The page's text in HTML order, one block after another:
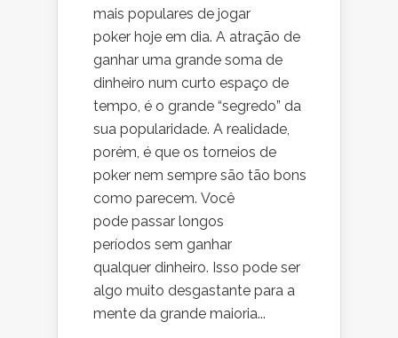
mais populares de jogar
poker hoje em dia. A atração de
ganhar uma grande soma de
dinheiro num curto espaço de
tempo, é o grande “segredo” da
sua popularidade. A realidade,
porém, é que os torneios de
poker nem sempre são tão bons
como parecem. Você
pode passar longos
períodos sem ganhar
qualquer dinheiro. Isso pode ser
algo muito desgastante para a
mente da grande maioria...